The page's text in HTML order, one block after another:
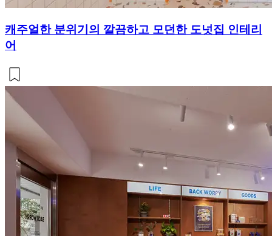
캐주얼한 분위기의 깔끔하고 모던한 도넛집 인테리
어